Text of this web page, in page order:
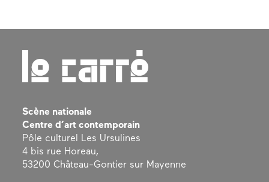
Scène nationale
Centre d’art contemporain
Pôle culturel Les Ursulines
4 bis rue Horeau,
53200 Château-Gontier sur Mayenne